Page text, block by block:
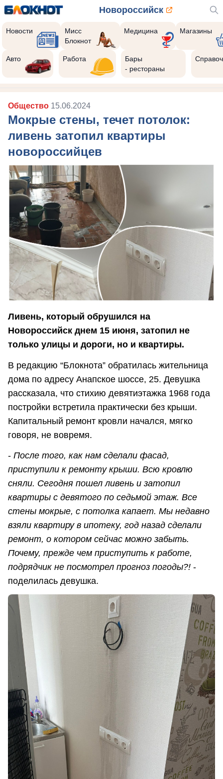
Новороссийск
Новости
Мисс
Блокнот
Медицина Магазины
Авто Работа
Бары
- рестораны
Общество 15.06.2024
Мокрые стены, течет потолок:
ливень затопил квартиры
новороссийцев
Ливень, который обрушился на
Новороссийск днем 15 июня, затопил не
только улицы и дороги, но и квартиры.
В редакцию “Блокнота” обратилась жительница
дома по адресу Анапское шоссе, 25. Девушка
рассказала, что стихию девятиэтажка 1968 года
постройки встретила практически без крыши.
Капитальный ремонт кровли начался, мягко
говоря, не вовремя.
- После того, как нам сделали фасад,
приступили к ремонту крыши. Всю кровлю
сняли. Сегодня пошел ливень и затопил
квартиры с девятого по седьмой этаж. Все
стены мокрые, с потолка капает. Мы недавно
взяли квартиру в ипотеку, год назад сделали
ремонт, о котором сейчас можно забыть.
Почему, прежде чем приступить к работе,
подрядчик не посмотрел прогноз погоды?! -
поделилась девушка.